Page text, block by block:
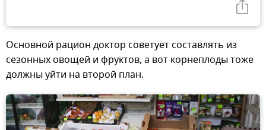
Основной рацион доктор советует составлять из
сезонных овощей и фруктов, а вот корнеплоды тоже
должны уйти на второй план.